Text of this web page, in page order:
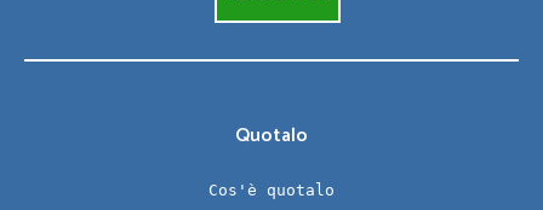
Quotalo
Cos'è quotalo